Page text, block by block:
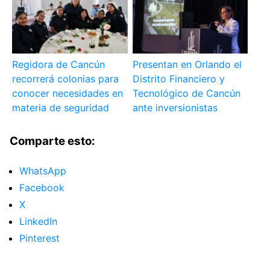
Regidora de Cancún
recorrerá colonias para
conocer necesidades en
materia de seguridad
Presentan en Orlando el
Distrito Financiero y
Tecnológico de Cancún
ante inversionistas
Comparte esto:
WhatsApp
Facebook
X
LinkedIn
Pinterest